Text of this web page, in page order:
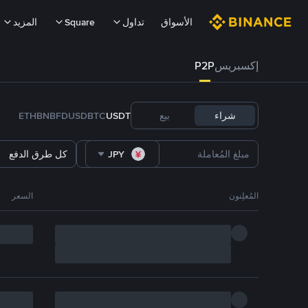
الأسواق تداول Square المزيد
إكسبريسP2P
شراء بيع USDT
BTC
FDUSD
BNB
ETH
JPY كل طرق الدفع
المُعلِنون السعر